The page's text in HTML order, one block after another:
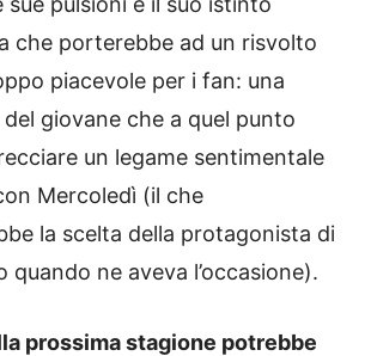
che porterebbe ad un risvolto
piacevole per i fan: una
giovane che a quel punto
un legame sentimentale
Mercoledì (il che
la scelta della protagonista di
quando ne aveva l’occasione).
prossima stagione potrebbe